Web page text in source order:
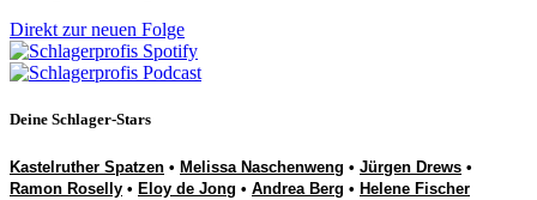
Direkt zur neuen Folge
Deine Schlager-Stars
Kastelruther Spatzen • Melissa Naschenweng • Jürgen Drews •
Ramon Roselly • Eloy de Jong • Andrea Berg • Helene Fischer